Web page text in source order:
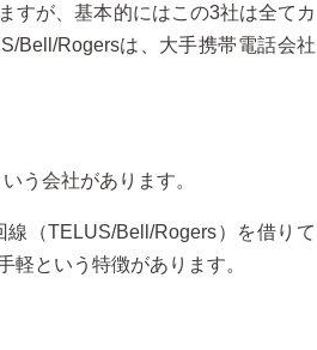
すが、基本的にはこの3社は全てカ
Bell/Rogersは、大手携帯電話会社
う会社があります。
（TELUS/Bell/Rogers）を借りて
という特徴があります。